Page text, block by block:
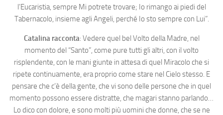
l’Eucaristia, sempre Mi potrete trovare; Io rimango ai piedi del
Tabernacolo, insieme agli Angeli, perché Io sto sempre con Lui”.
Catalina racconta: Vedere quel bel Volto della Madre, nel
momento del “Santo”, come pure tutti gli altri, con il volto
risplendente, con le mani giunte in attesa di quel Miracolo che si
ripete continuamente, era proprio come stare nel Cielo stesso. E
pensare che c’è della gente, che vi sono delle persone che in quel
momento possono essere distratte, che magari stanno parlando…
Lo dico con dolore, e sono molti più uomini che donne, che se ne